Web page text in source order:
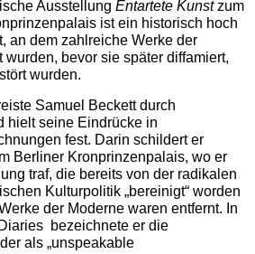
Ausstellung Entartete Kunstzum
ist ein historisch hoch
an dem zahlreiche Werke der
wurden, bevor sie später diffamiert,
wurden.
Samuel Beckett durch
hielt seine Eindrücke in
fest. Darin schildert er
Berliner Kronprinzenpalais, wo er
traf, die bereits von der radikalen
Kulturpolitik „bereinigt“ worden
der Moderne waren entfernt. In
bezeichnete er die
als „unspeakable